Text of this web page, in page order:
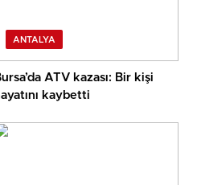
ANTALYA
ATV kazası: Bir kişi
kaybetti